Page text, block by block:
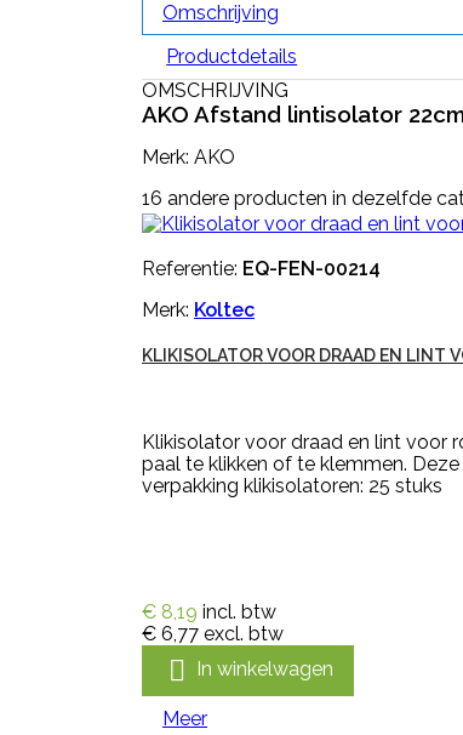
Omschrijving
Productdetails
OMSCHRIJVING
AKO Afstand lintisolator
Merk: AKO
16 andere producten in dezelfde
Referentie: EQ-FEN-00214
Merk: Koltec
KLIKISOLATOR VOOR DRAAD EN LINT
Klikisolator voor draad en lint voor
paal te klikken of te klemmen.
verpakking klikisolatoren: 25 stuks
€ 8,19 incl. btw
€ 6,77 excl. btw
 In winkelwagen
Meer